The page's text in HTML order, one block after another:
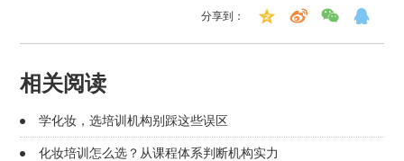
分享到：
相关阅读
学化妆，选培训机构别踩这些误区
化妆培训怎么选？从课程体系判断机构实力